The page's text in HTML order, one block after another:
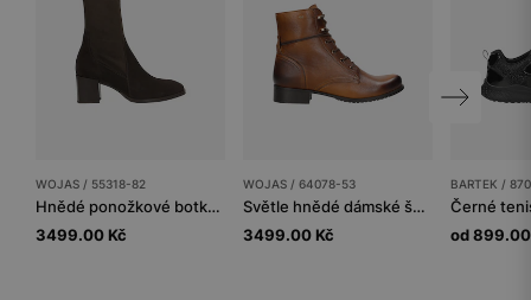
WOJAS / 55318-82
Hnědé ponožkové botky se zipem
3499.00 Kč
WOJAS / 64078-53
Světle hnědé dámské šněrovací boty
3499.00 Kč
BARTEK /
od